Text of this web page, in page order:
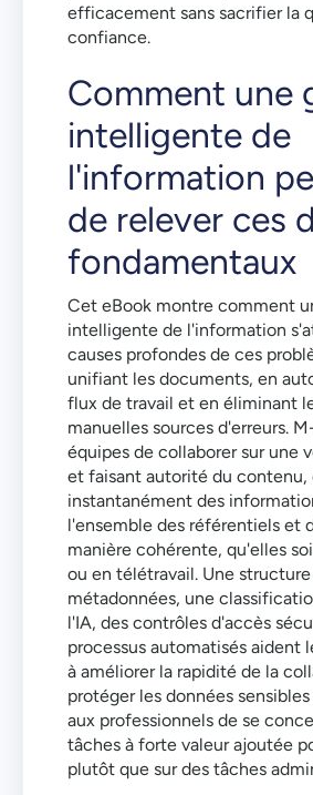
efficacement sans sacrifier la
confiance.
Comment une
intelligente de
l'information
de relever ces
fondamentaux
Cet eBook montre comment
intelligente de l'information
causes profondes de ces
unifiant les documents, en
flux de travail et en éliminant
manuelles sources d'erreurs.
équipes de collaborer sur une
et faisant autorité du contenu,
instantanément des
l'ensemble des référentiels et
manière cohérente, qu'elles
ou en télétravail. Une structure
métadonnées, une
l'IA, des contrôles d'accès
processus automatisés aident
à améliorer la rapidité de la
protéger les données
aux professionnels de se
tâches à forte valeur ajoutée
plutôt que sur des tâches